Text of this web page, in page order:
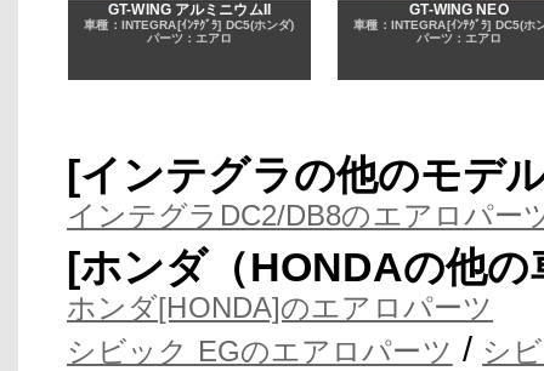
GT-WING アルミニウムII
車種：INTEGRA[ｲﾝﾃｸﾞﾗ] DC5(ホンダ)
パーツ：エアロ
GT-WING NEO
車種：INTEGRA[ｲﾝﾃｸﾞﾗ] DC5(ホ
パーツ：エアロ
[インテグラの他のモデ
インテグラDC2/DB8のエアロパー
[ホンダ（HONDAの他
ホンダ[HONDA]のエアロパーツ
シビック EGのエアロパーツ / シ